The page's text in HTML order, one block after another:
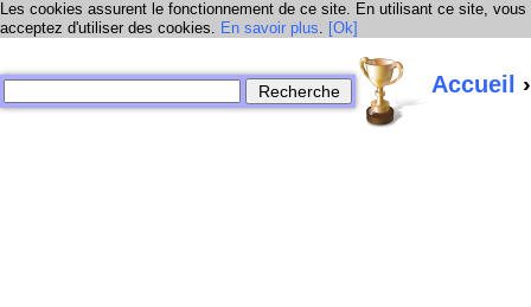
Les cookies assurent le fonctionnement de ce site. En utilisant ce site, vous
acceptez d'utiliser des cookies. En savoir plus. [Ok]
Accueil